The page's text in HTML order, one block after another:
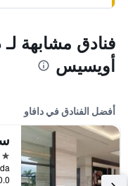
فنادق مشابهة
أويسيس
أفضل الفنادق في دافاو
4 نجوم
0.0 كيلومتر عن